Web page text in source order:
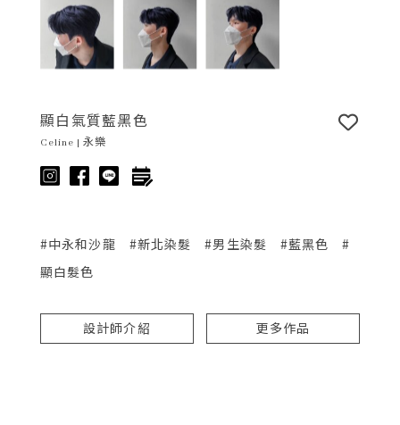
顯白氣質藍黑色
Celine | 永樂
#中永和沙龍 #新北染髮 #男生染髮 #藍黑色
#
顯白髮色
設計師介紹 更多作品